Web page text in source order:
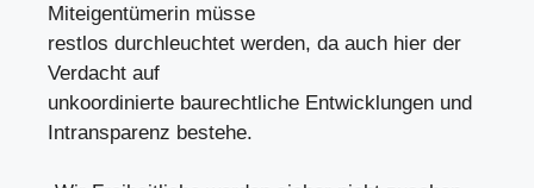
Miteigentümerin müsse
restlos durchleuchtet werden, da auch hier der
Verdacht auf
unkoordinierte baurechtliche Entwicklungen und
Intransparenz bestehe.